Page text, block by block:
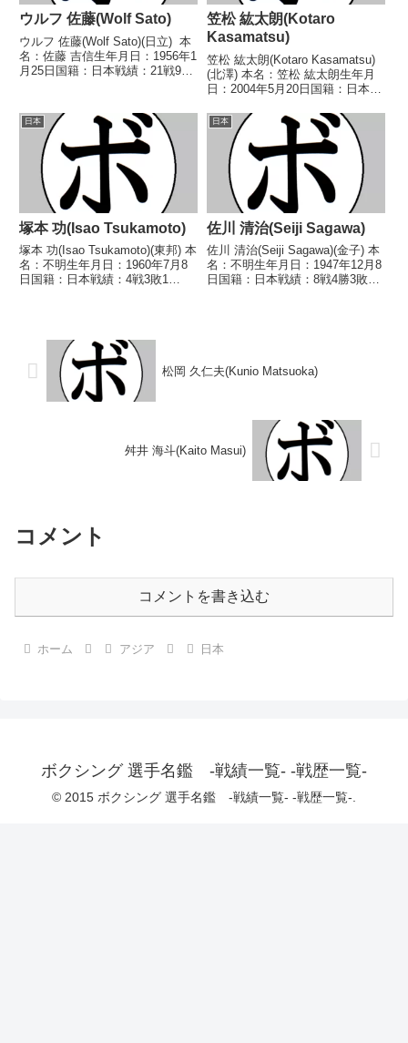
ウルフ 佐藤(Wolf Sato)
ウルフ 佐藤(Wolf Sato)(日立) 本
名：佐藤 吉信生年月日：1956年1
月25日国籍：日本戦績：21戦9勝
王座 【戦歴】1983/05/31
○4RKO 藤...
笠松 紘太朗(Kotaro
Kasamatsu)
笠松 紘太朗(Kotaro Kasamatsu)
(北澤) 本名：笠松 紘太朗生年月
日：2004年5月20日国籍：日本戦
トル】なし 【戦歴】
2023/11/30 ○4R判定 2-0(39-
37、39-37...
日本
塚本 功(Isao Tsukamoto)
塚本 功(Isao Tsukamoto)(東邦) 本
名：不明生年月日：1960年7月8
日国籍：日本戦績：4戦3敗1
口)1980/05/30 ●4...
日本
佐川 清治(Seiji Sagawa)
佐川 清治(Seiji Sagawa)(金子) 本
名：不明生年月日：1947年12月8
日国籍：日本戦績：8戦4勝3敗1
松岡 久仁夫(Kunio Matsuoka)
舛井 海斗(Kaito Masui)
コメント
コメントを書き込む
ホーム アジア 日本
ボクシング 選手名鑑 -戦績一覧- -戦歴一覧-
© 2015 ボクシング 選手名鑑 -戦績一覧- -戦歴一覧-.